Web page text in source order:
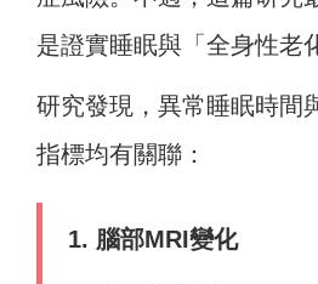
是證實睡眠與「全身性老
研究發現，異常睡眠時間
指標均有關聯：
1. 腦部MRI變化